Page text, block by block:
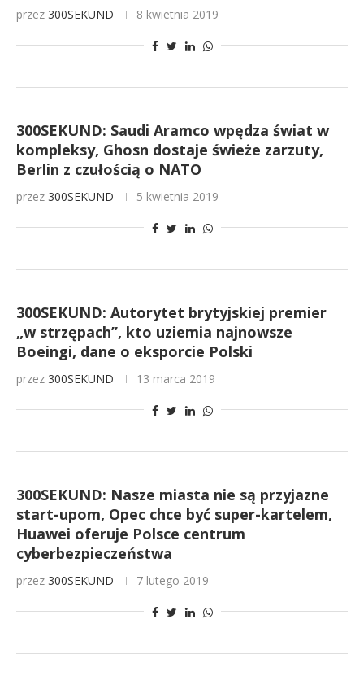
przez 300SEKUND 8 kwietnia 2019
300SEKUND: Saudi Aramco wpędza świat w
kompleksy, Ghosn dostaje świeże zarzuty,
Berlin z czułością o NATO
przez 300SEKUND 5 kwietnia 2019
300SEKUND: Autorytet brytyjskiej premier
„w strzępach”, kto uziemia najnowsze
Boeingi, dane o eksporcie Polski
przez 300SEKUND 13 marca 2019
300SEKUND: Nasze miasta nie są przyjazne
start-upom, Opec chce być super-kartelem,
Huawei oferuje Polsce centrum
cyberbezpieczeństwa
przez 300SEKUND 7 lutego 2019